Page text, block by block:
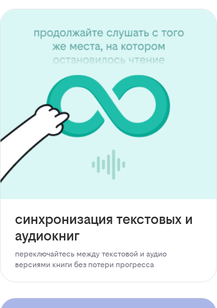
синхронизация текстовых и
аудиокниг
переключайтесь между текстовой и аудио
версиями книги без потери прогресса